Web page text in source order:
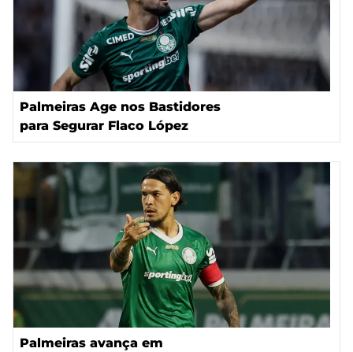
Palmeiras Age nos Bastidores
para Segurar Flaco López
Palmeiras avança em